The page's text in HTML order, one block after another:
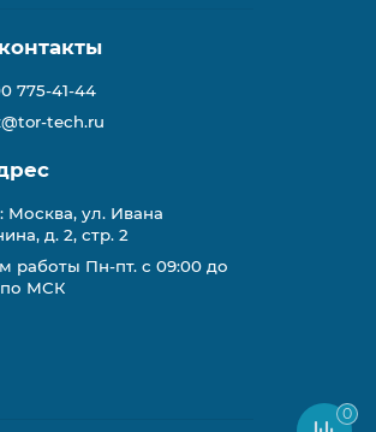
775-41-44
tech.ru
Москва, ул. Ивана
д. 2, стр. 2
работы Пн-пт. с 09:00 до
по МСК
0